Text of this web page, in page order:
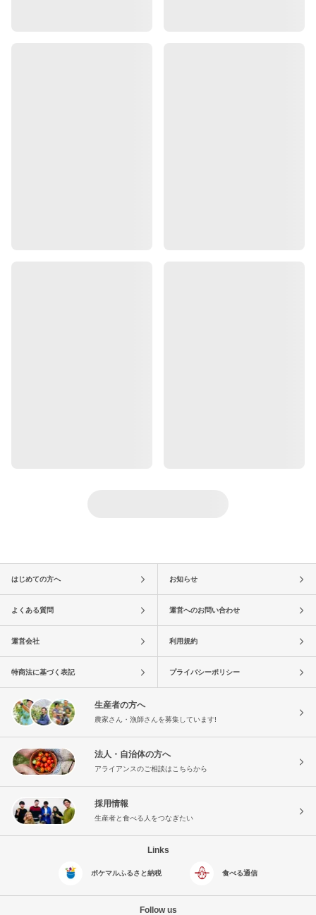
はじめての方へ お知らせ
よくある質問 運営へのお問い合わせ
運営会社 利用規約
特商法に基づく表記 プライバシーポリシー
生産者の方へ
農家さん・漁師さんを募集しています!
法人・自治体の方へ
アライアンスのご相談はこちらから
採用情報
生産者と食べる人をつなぎたい
Links
ポケマルふるさと納税 食べる通信
Follow us